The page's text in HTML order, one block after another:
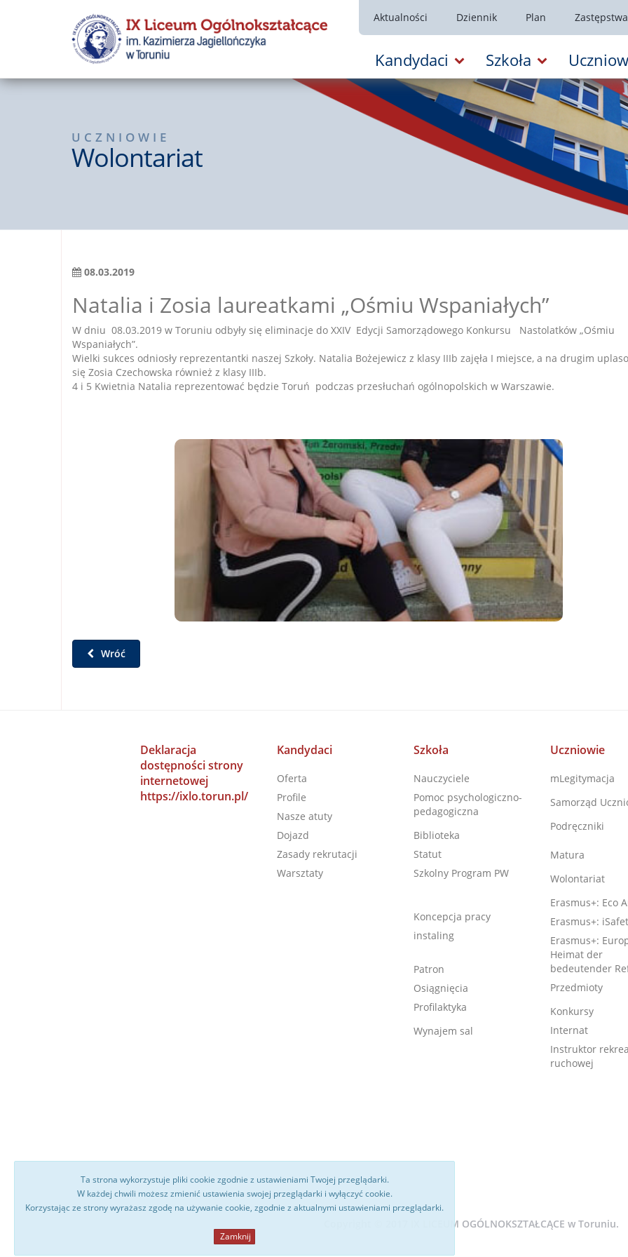
Aktualności Dziennik Plan Zastępstwa
Kandydaci Szkoła
UCZNIOWIE
Wolontariat
08.03.2019
Natalia i Zosia laureatkami „Ośmiu Wspaniałych”
W dniu 08.03.2019 w Toruniu odbyły się eliminacje do XXIV Edycji Samorządowego Konkursu Nastolatków „Ośmiu
Wspaniałych”.
Wielki sukces odniosły reprezentantki naszej Szkoły. Natalia Bożejewicz z klasy IIIb zajęła I miejsce, a na drugim
się Zosia Czechowska również z klasy IIIb.
4 i 5 Kwietnia Natalia reprezentować będzie Toruń podczas przesłuchań ogólnopolskich w Warszawie.
Wróć
Deklaracja
dostępności strony
internetowej
https://ixlo.torun.pl/
Kandydaci
Oferta
Profile
Nasze atuty
Dojazd
Zasady rekrutacji
Warsztaty
Szkoła
Nauczyciele
Pomoc psychologiczno-
pedagogiczna
Biblioteka
Statut
Szkolny Program PW
Koncepcja pracy
instaling
Patron
Osiągnięcia
Profilaktyka
Wynajem sal
Uczniowie
mLegitymacja
Samorząd
Podręczniki
Matura
Wolontariat
Erasmus+: Eco
Erasmus+:
Erasmus+:
Heimat der
bedeutender
Przedmioty
Konkursy
Internat
Instruktor
ruchowej
Copyright © 2017 IX LICEUM OGÓLNOKSZTAŁCĄCE w Toruniu.
Ta strona wykorzystuje pliki cookie zgodnie z ustawieniami Twojej przeglądarki.
W każdej chwili możesz zmienić ustawienia swojej przeglądarki i wyłączyć cookie.
Korzystając ze strony wyrażasz zgodę na używanie cookie, zgodnie z aktualnymi ustawieniami przeglądarki.
Zamknij